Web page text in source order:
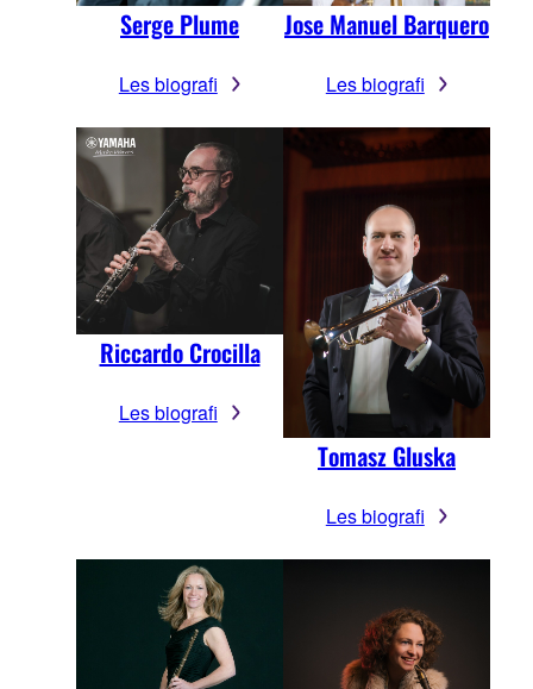
Serge Plume
Les biografi
Jose Manuel Barquero
Les biografi
Riccardo Crocilla
Les biografi
Tomasz Gluska
Les biografi